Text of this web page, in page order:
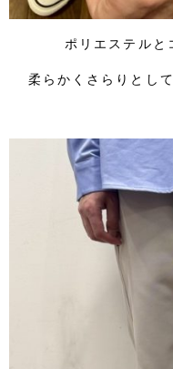
ポリエステルと
柔らかくさらりとし